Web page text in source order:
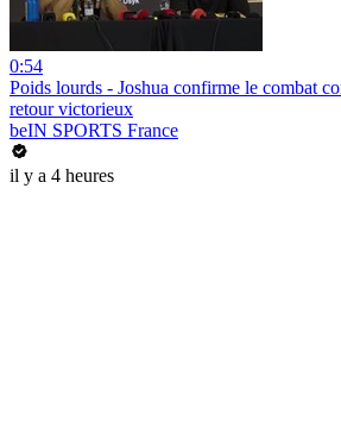
0:54
Poids lourds - Joshua confirme le combat
retour victorieux
beIN SPORTS France
il y a 4 heures